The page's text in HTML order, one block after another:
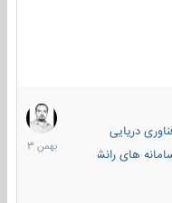
دریایی
های رانشی دریایی
6
بهمن
1403